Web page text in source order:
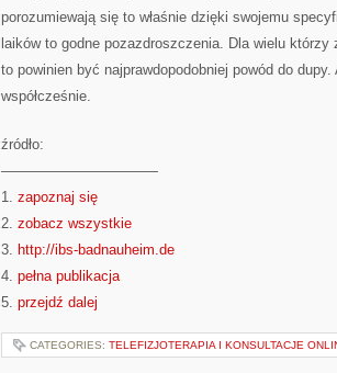
porozumiewają się to właśnie dzięki swojemu
laików to godne pozazdroszczenia. Dla wielu
to powinien być najprawdopodobniej powód do
współcześnie.
źródło:
———————————
1. zapoznaj się
2. zobacz wszystkie
3. http://ibs-badnauheim.de
4. pełna publikacja
5. przejdź dalej
CATEGORIES: TELEFIZJOTERAPIA I KONSULTACJE